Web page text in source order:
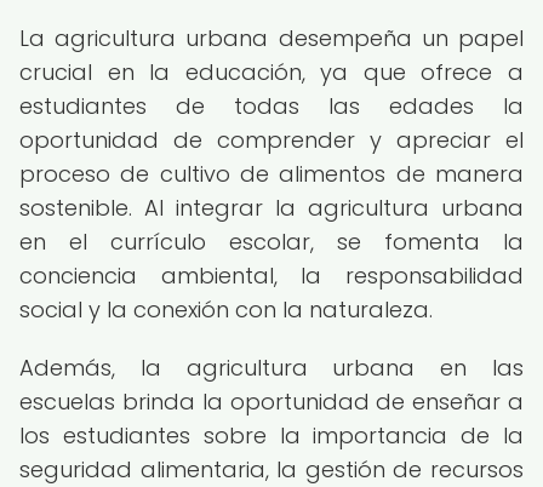
La agricultura urbana desempeña un papel
crucial en la educación, ya que ofrece a
estudiantes de todas las edades la
oportunidad de comprender y apreciar el
proceso de cultivo de alimentos de manera
sostenible. Al integrar la agricultura urbana
en el currículo escolar, se fomenta la
conciencia ambiental, la responsabilidad
social y la conexión con la naturaleza.
Además, la agricultura urbana en las
escuelas brinda la oportunidad de enseñar a
los estudiantes sobre la importancia de la
seguridad alimentaria, la gestión de recursos